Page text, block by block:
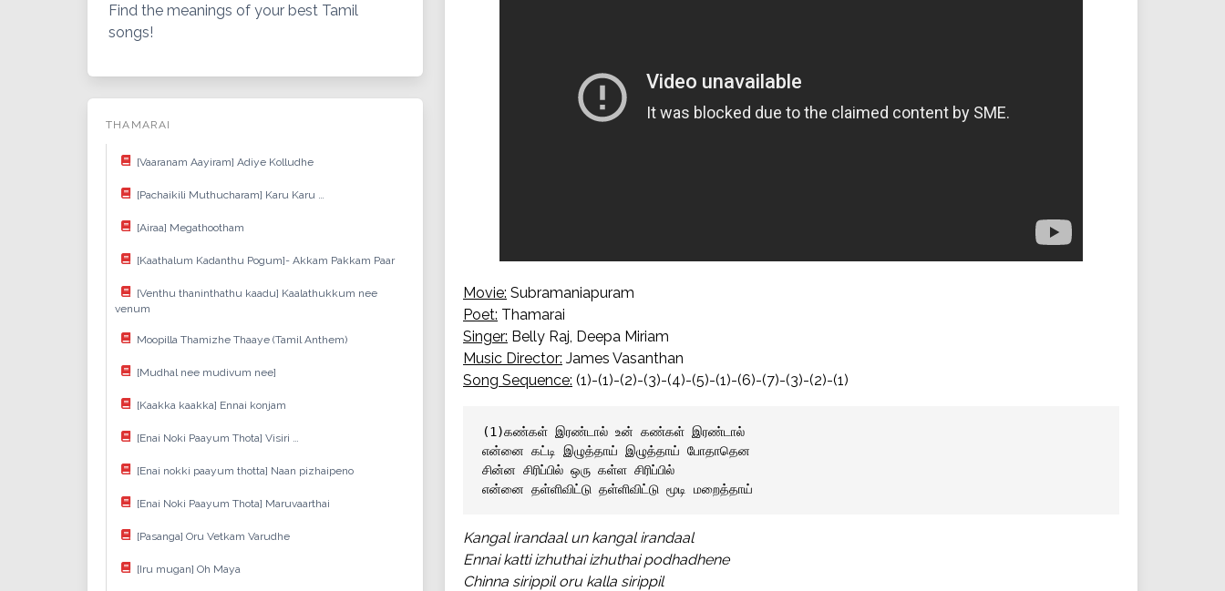
Find the meanings of your best Tamil
songs!
THAMARAI
[Vaaranam Aayiram] Adiye Kolludhe
[Pachaikili Muthucharam] Karu Karu …
[Airaa] Megathootham
[Kaathalum Kadanthu Pogum]- Akkam Pakkam Paar
[Venthu thaninthathu kaadu] Kaalathukkum nee
venum
Moopilla Thamizhe Thaaye (Tamil Anthem)
[Mudhal nee mudivum nee]
[Kaakka kaakka] Ennai konjam
[Enai Noki Paayum Thota] Visiri …
[Enai nokki paayum thotta] Naan pizhaipeno
[Enai Noki Paayum Thota] Maruvaarthai
[Pasanga] Oru Vetkam Varudhe
[Iru mugan] Oh Maya
Movie: Subramaniapuram
Poet: Thamarai
Singer: Belly Raj, Deepa Miriam
Music Director: James Vasanthan
Song Sequence: (1)-(1)-(2)-(3)-(4)-(5)-(1)-(6)-(7)-(3)-(2)-(1)
(1)கண்கள் இரண்டால் உன் கண்கள் இரண்டால்
என்னை கட்டி இழுத்தாய் இழுத்தாய் போதாதென
சின்ன சிரிப்பில் ஒரு கள்ள சிரிப்பில்
என்னை தள்ளிவிட்டு தள்ளிவிட்டு மூடி மறைத்தாய்
Kangal irandaal un kangal irandaal
Ennai katti izhuthai izhuthai podhadhene
Chinna sirippil oru kalla sirippil